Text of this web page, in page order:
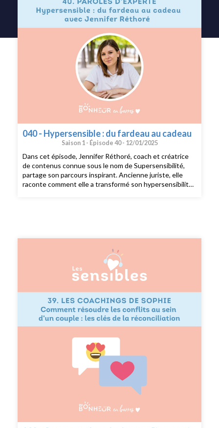
040 - Hypersensible : du fardeau au cadeau
Saison 1 - Épisode 40 - 12/01/2025
Dans cet épisode, Jennifer Réthoré, coach et créatrice
de contenus connue sous le nom de Supersensibilité,
partage son parcours inspirant. Ancienne juriste, elle
raconte comment elle a transformé son hypersensibilité,
avec sa sensibilité.